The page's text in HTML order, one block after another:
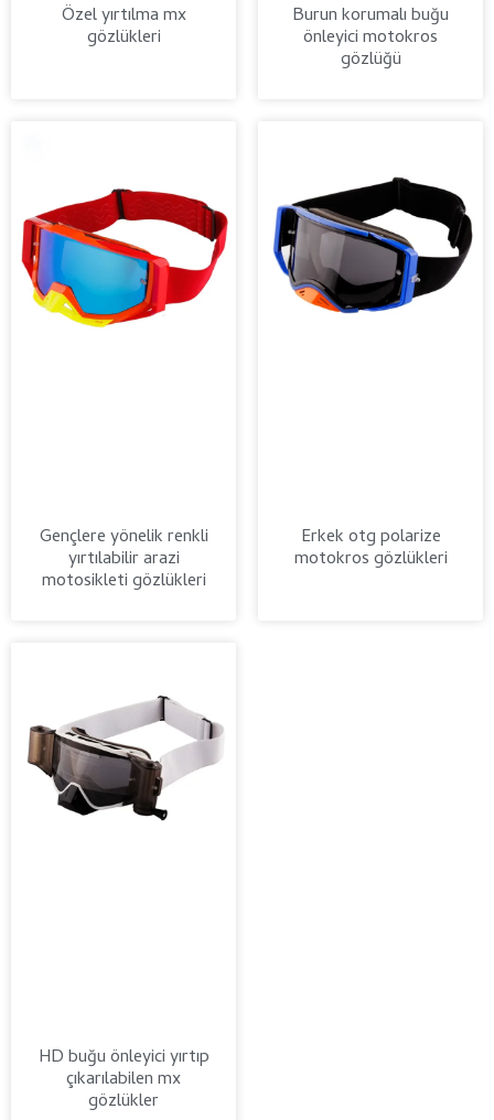
Özel yırtılma mx
gözlükleri
Burun korumalı buğu
önleyici motokros
gözlüğü
Gençlere yönelik renkli
yırtılabilir arazi
motosikleti gözlükleri
Erkek otg polarize
motokros gözlükleri
HD buğu önleyici yırtıp
çıkarılabilen mx
gözlükler